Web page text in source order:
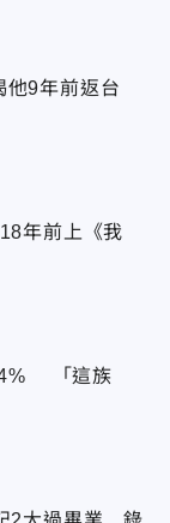
他9年前返台
年前上《我
「這族